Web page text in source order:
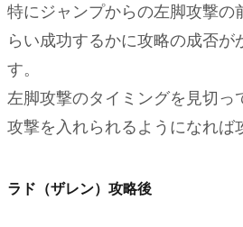
特にジャンプからの左脚攻撃の
らい成功するかに攻略の成否が
す。
左脚攻撃のタイミングを見切っ
攻撃を入れられるようになれば
ラド（ザレン）攻略後